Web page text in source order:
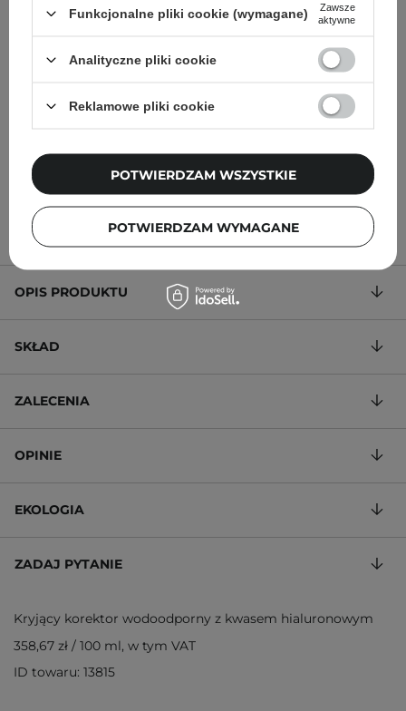
Run for Cover - 30 Beige -
29,90 zł
Brightening Concealer -
03 Golden Beige - 8,5ml
38,90 zł
33,00 zł
OPIS PRODUKTU
SKŁAD
ZALECENIA
OPINIE
EKOLOGIA
ZADAJ PYTANIE
Kryjący korektor wodoodporny z kwasem hialuronowym
358,67 zł / 100 ml, w tym VAT
ID towaru: 13815
Funkcjonalne pliki cookie (wymagane)
Zawsze
aktywne
Analityczne pliki cookie
Reklamowe pliki cookie
POTWIERDZAM WYMAGANE
POTWIERDZAM WSZYSTKIE